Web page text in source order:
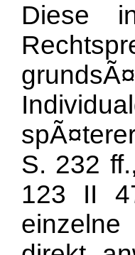
Diese
S. 232
123 II
einzelne